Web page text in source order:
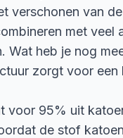
verschonen van
met veel
Wat heb je nog
zorgt voor een
voor 95% uit
de stof